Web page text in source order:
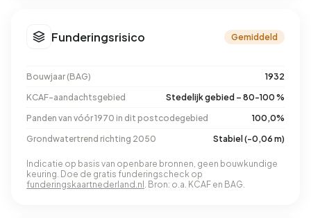
Funderingsrisico Gemiddeld
Bouwjaar (BAG)
1932
KCAF-aandachtsgebied
Stedelijk gebied – 80-100 %
Panden van vóór 1970 in dit postcodegebied
100,0%
Grondwatertrend richting 2050
Stabiel (-0,06 m)
Indicatie op basis van openbare bronnen, geen bouwkundige
keuring. Doe de gratis funderingscheck op
funderingskaartnederland.nl . Bron: o.a. KCAF en BAG.